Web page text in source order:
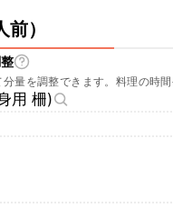
前）
分量を調整できます。料理の時
用 柵)